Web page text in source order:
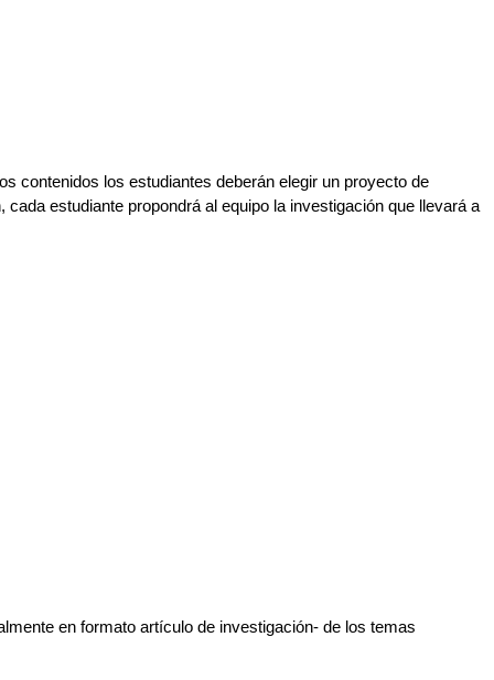
contenidos los estudiantes deberán elegir un proyecto de
estudiante propondrá al equipo la investigación que llevará a
en formato artículo de investigación- de los temas